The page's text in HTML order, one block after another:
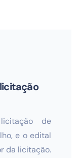
de
e o edital
da licitação.